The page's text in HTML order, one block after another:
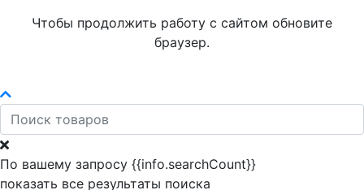
Чтобы продолжить работу с сайтом обновите
браузер.
По вашему запросу {{info.searchCount}}
показать все результаты поиска